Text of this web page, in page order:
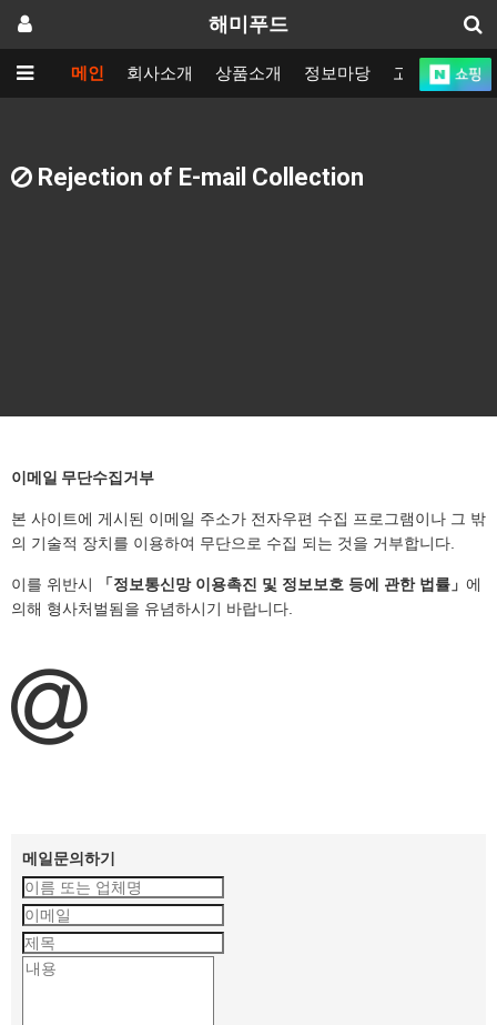
해미푸드
메인 회사소개 상품소개 정보마당 고객지원
Rejection of E-mail Collection
이메일 무단수집거부
본 사이트에 게시된 이메일 주소가 전자우편 수집 프로그램이나 그 밖
의 기술적 장치를 이용하여 무단으로 수집 되는 것을 거부합니다.
이를 위반시 「정보통신망 이용촉진 및 정보보호 등에 관한 법률」 에
의해 형사처벌됨을 유념하시기 바랍니다.
메일문의하기